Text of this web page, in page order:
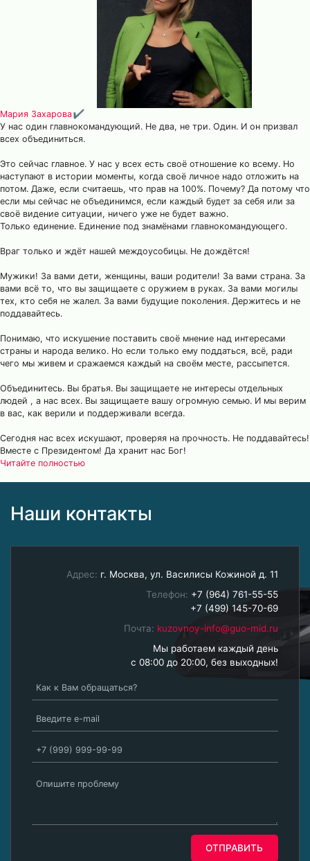
Мария Захарова✔
У нас один главнокомандующий. Не два, не три. Один. И он призвал
всех объединиться.
Это сейчас главное. У нас у всех есть своё отношение ко всему. Но
наступают в истории моменты, когда своё личное надо отложить на
потом. Даже, если считаешь, что прав на 100%. Почему? Да потому что
если мы сейчас не объединимся, если каждый будет за себя или за
своё видение ситуации, ничего уже не будет важно.
Только единение. Единение под знамёнами главнокомандующего.
Враг только и ждёт нашей междоусобицы. Не дождётся!
Мужики! За вами дети, женщины, ваши родители! За вами страна. За
вами всё то, что вы защищаете с оружием в руках. За вами могилы
тех, кто себя не жалел. За вами будущие поколения. Держитесь и не
поддавайтесь.
Понимаю, что искушение поставить своё мнение над интересами
страны и народа велико. Но если только ему поддаться, всё, ради
чего мы живем и сражаемся каждый на своём месте, рассыпется.
Объединитесь. Вы братья. Вы защищаете не интересы отдельных
людей , а нас всех. Вы защищаете вашу огромную семью. И мы верим
в вас, как верили и поддерживали всегда.
Сегодня нас всех искушают, проверяя на прочность. Не поддавайтесь!
Вместе с Президентом! Да хранит нас Бог!
Читайте полностью
Наши контакты
Адрес: г. Москва, ул. Василисы Кожиной д. 11
Телефон: +7 (964) 761-55-55
+7 (499) 145-70-69
Почта: kuzovnoy-info@guo-mid.ru
Мы работаем каждый день
с 08:00 до 20:00, без выходных!
ОТПРАВИТЬ